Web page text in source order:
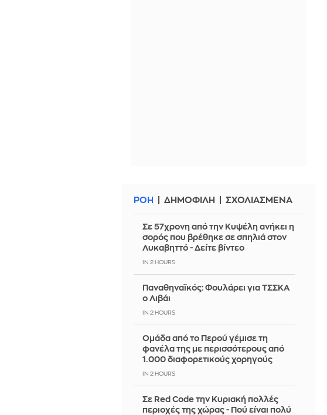
ΡΟΗ ΔΗΜΟΦΙΛΗ ΣΧΟΛΙΑΣΜΕΝΑ
Σε 57χρονη από την Κυψέλη ανήκει η
σορός που βρέθηκε σε σπηλιά στον
Λυκαβηττό - Δείτε βίντεο
IN 2 HOURS
Παναθηναϊκός: Φουλάρει για ΤΣΣΚΑ
ο Λιβάι
IN 2 HOURS
Ομάδα από το Περού γέμισε τη
φανέλα της με περισσότερους από
1.000 διαφορετικούς χορηγούς
IN 2 HOURS
Σε Red Code την Κυριακή πολλές
περιοχές της χώρας - Πού είναι πολύ